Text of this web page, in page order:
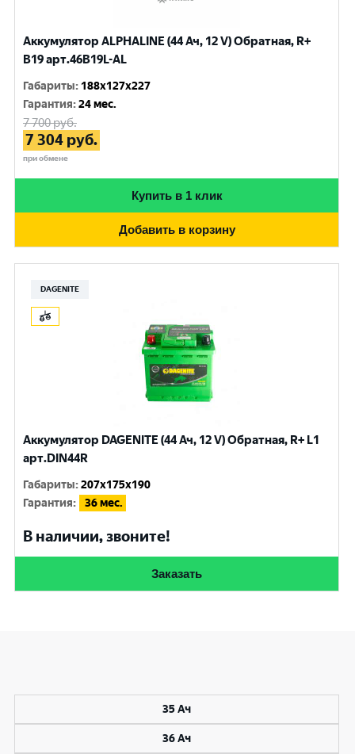
Аккумулятор ALPHALINE (44 Ач, 12 V) Обратная, R+
B19 арт.46B19L-AL
Габариты: 188x127x227
Гарантия:24 мес.
7 700руб.
7 304 руб.
при обмене
Купить в 1 клик
Добавить в корзину
DAGENITE
Аккумулятор DAGENITE (44 Ач, 12 V) Обратная, R+ L1
арт.DIN44R
Габариты:207x175x190
Гарантия: 36 мес.
В наличии, звоните!
Заказать
35 Ач
36 Ач